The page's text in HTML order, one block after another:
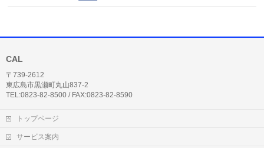
CAL
〒739-2612
東広島市黒瀬町丸山837-2
TEL:0823-82-8500 / FAX:0823-82-8590
トップページ
サービス案内